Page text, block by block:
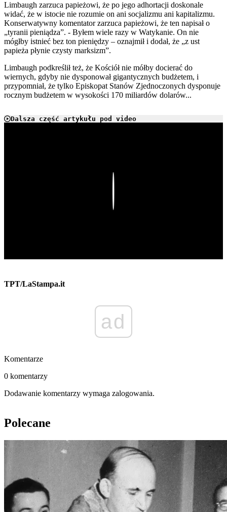
Limbaugh zarzuca papieżowi, że po jego adhortacji doskonale
widać, że w istocie nie rozumie on ani socjalizmu ani kapitalizmu.
Konserwatywny komentator zarzuca papieżowi, że ten napisał o
„tyranii pieniądza”. - Byłem wiele razy w Watykanie. On nie
mógłby istnieć bez ton pieniędzy – oznajmił i dodał, że „z ust
papieża płynie czysty marksizm”.
Limbaugh podkreślił też, że Kościół nie mółby docierać do
wiernych, gdyby nie dysponował gigantycznych budżetem, i
przypomniał, że tylko Episkopat Stanów Zjednoczonych dysponuje
rocznym budżetem w wysokości 170 miliardów dolarów...
Dalsza część artykułu pod video
TPT/LaStampa.it
ad
Komentarze
0 komentarzy
Dodawanie komentarzy wymaga zalogowania.
Polecane